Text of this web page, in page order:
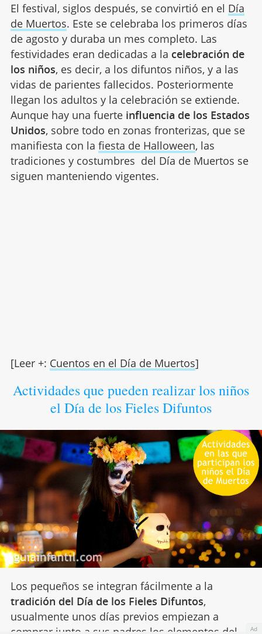
El festival, siglos después, se convirtió en el Día
de Muertos. Este se celebraba los primeros días
de agosto y duraba un mes completo. Las
festividades eran dedicadas a la celebración de
los niños, es decir, a los difuntos niños, y a las
vidas de parientes fallecidos. Posteriormente
llegan los adultos y la celebración se extiende.
Aunque hay una fuerte influencia de los Estados
Unidos, sobre todo en zonas fronterizas, que se
manifiesta con la fiesta de Halloween, las
tradiciones y costumbres del Día de Muertos se
siguen manteniendo vigentes.
[Leer +: Cuentos en el Día de Muertos]
Actividades que pueden realizar los niños
el Día de los Fieles Difuntos
Los pequeños se integran fácilmente a la
tradición del Día de los Fieles Difuntos,
usualmente unos días previos empiezan a
Ad